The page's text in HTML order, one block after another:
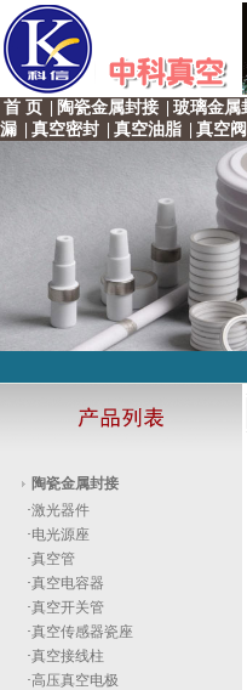
首 页 陶瓷金属封接 玻璃金属
漏
真空密封 真空油脂 真空
陶瓷金属封接
·激光器件
·电光源座
·真空管
·真空电容器
·真空开关管
·真空传感器瓷座
·真空接线柱
·高压真空电极